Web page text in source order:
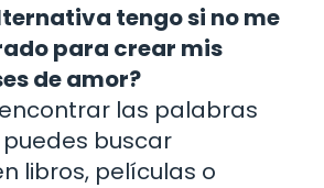
tengo si no me
para crear mis
de amor?
las palabras
buscar
libros, películas o